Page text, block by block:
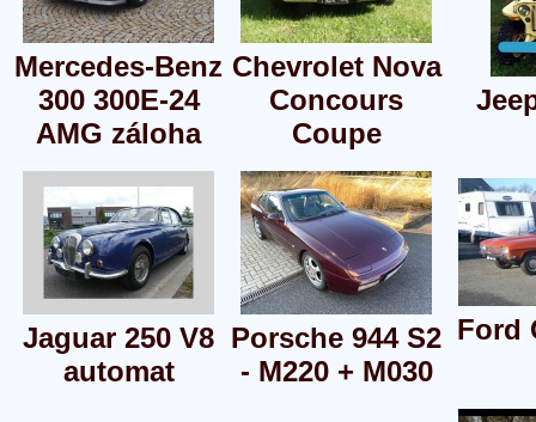
Mercedes-Benz
300 300E-24
AMG záloha
Chevrolet Nova
Concours
Coupe
Jaguar 250 V8
automat
Porsche 944 S2
- M220 + M030
Ford